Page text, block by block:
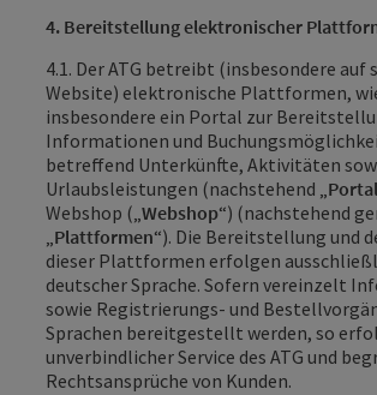
4. Bereitstellung elektronischer
4.1. Der ATG betreibt (insbesondere auf
Website) elektronische Plattformen,
insbesondere ein Portal zur
Informationen und
betreffend Unterkünfte, Aktivitäten
Urlaubsleistungen (nachstehend „Portal
Webshop („Webshop“) (nachstehend
„Plattformen“). Die Bereitstellung und
dieser Plattformen erfolgen
deutscher Sprache. Sofern vereinzelt
sowie Registrierungs- und
Sprachen bereitgestellt werden, so
unverbindlicher Service des ATG und
Rechtsansprüche von Kunden.